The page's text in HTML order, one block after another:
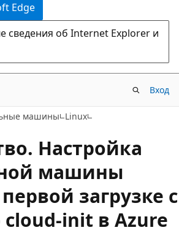
Edge
сведения об Internet Explorer и
Вход
машины Linux
Настройка
машины
загрузке с
init в Azure